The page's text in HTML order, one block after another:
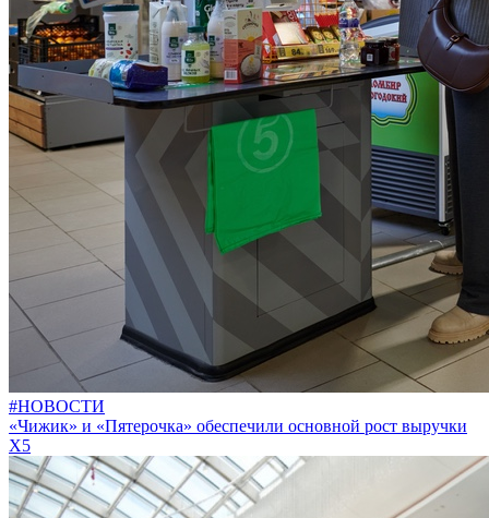
#НОВОСТИ
«Чижик» и «Пятерочка» обеспечили основной рост выручки
X5